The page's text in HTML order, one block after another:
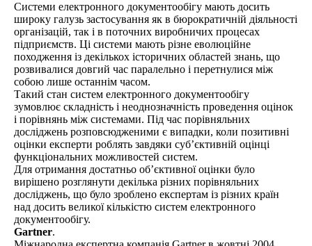
Системи електронного документообігу мають досить
широку галузь застосування як в бюрократичній діяльності
організацій, так і в поточних виробничих процесах
підприємств. Ці системи мають різне еволюційне
походження із декількох історичних областей знань, що
розвивалися довгий час паралельно і перетнулися між
собою лише останнім часом.
Такий стан систем електронного документообігу
зумовлює складність і неоднозначність проведення оцінок
і порівнянь між системами. Під час порівняльних
досліджень розповсюдженими є випадки, коли позитивні
оцінки експерти роблять завдяки суб’єктивній оцінці
функціональних можливостей систем.
Для отримання достатньо об’єктивної оцінки було
вирішено розглянути декілька різних порівняльних
досліджень, що було зроблено експертам із різних країн
над досить великої кількістю систем електронного
документообігу.
Gartner.